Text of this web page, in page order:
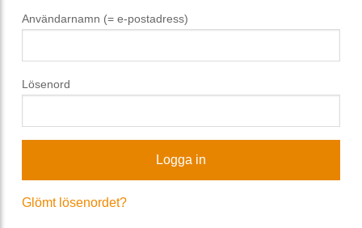
Användarnamn (= e-postadress)
Lösenord
Glömt lösenordet?